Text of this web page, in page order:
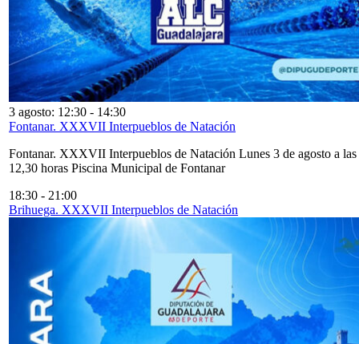
3 agosto: 12:30 - 14:30
Fontanar. XXXVII Interpueblos de Natación
Fontanar. XXXVII Interpueblos de Natación Lunes 3 de agosto a las
12,30 horas Piscina Municipal de Fontanar
18:30 - 21:00
Brihuega. XXXVII Interpueblos de Natación